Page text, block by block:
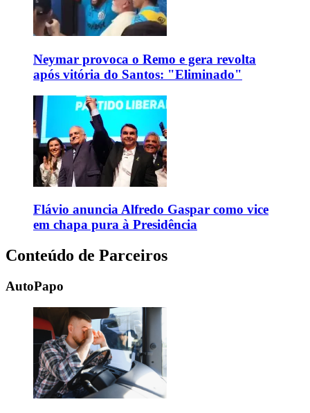
Neymar provoca o Remo e gera revolta
após vitória do Santos: "Eliminado"
Flávio anuncia Alfredo Gaspar como vice
em chapa pura à Presidência
Conteúdo de Parceiros
AutoPapo